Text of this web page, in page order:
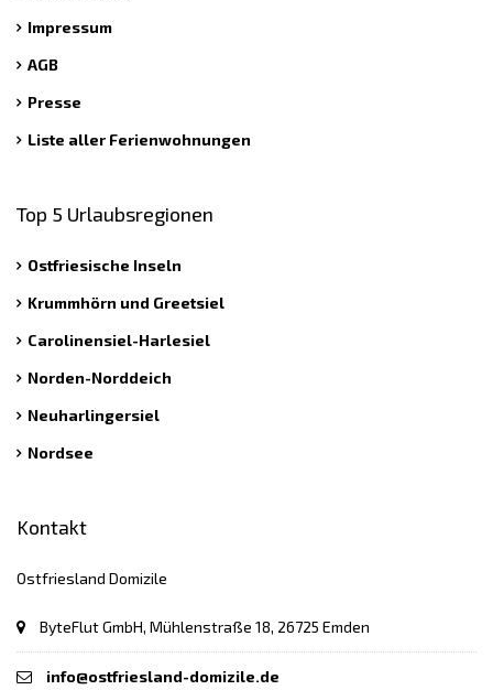
Impressum
AGB
Presse
Liste aller Ferienwohnungen
Top 5 Urlaubsregionen
Ostfriesische Inseln
Krummhörn und Greetsiel
Carolinensiel-Harlesiel
Norden-Norddeich
Neuharlingersiel
Nordsee
Kontakt
Ostfriesland Domizile
ByteFlut GmbH, Mühlenstraße 18, 26725 Emden
info@ostfriesland-domizile.de